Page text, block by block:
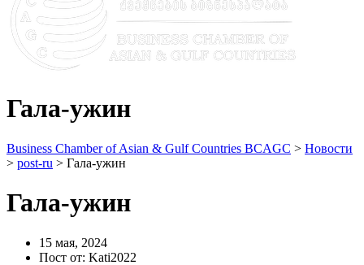
Гала-ужин
Business Chamber of Asian & Gulf Countries BCAGC > Новости
> post-ru > Гала-ужин
Гала-ужин
15 мая, 2024
Пост от: Kati2022